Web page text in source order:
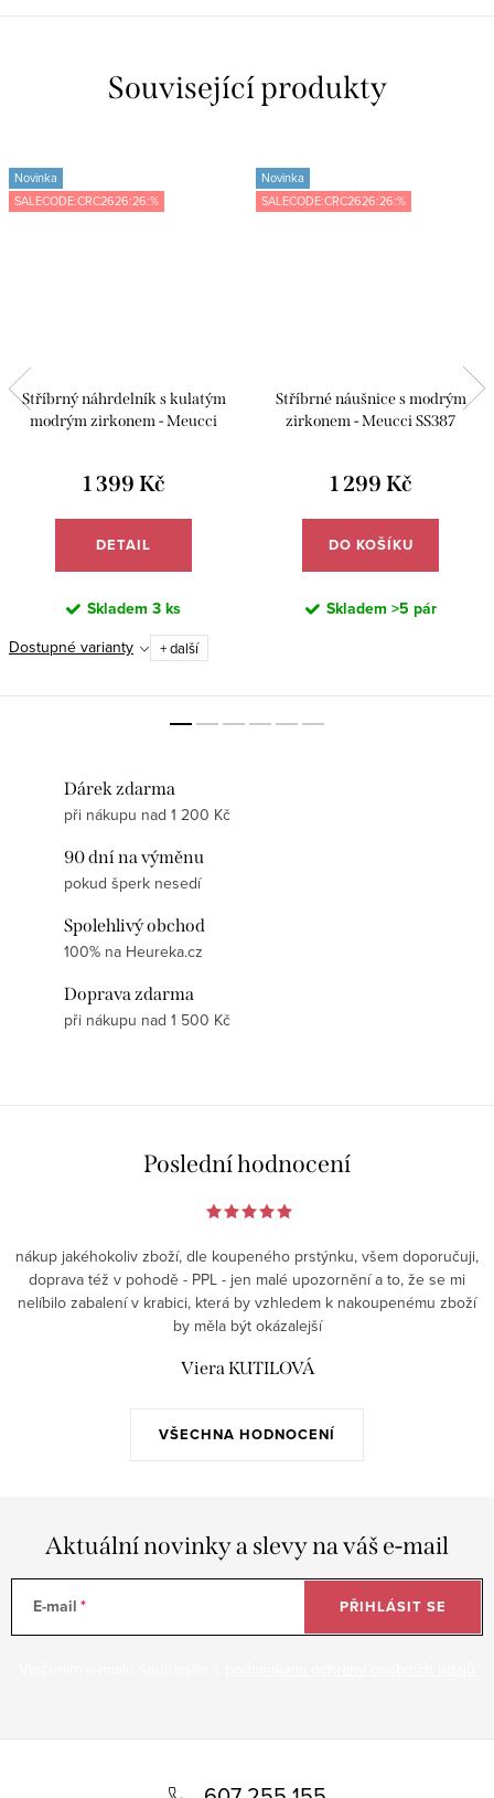
Související produkty
Novinka
SALECODE:CRC2626:26:%
Stříbrný náhrdelník s kulatým
modrým zirkonem - Meucci
1 399 Kč
DETAIL
Skladem 3 ks
Dostupné varianty + další
Novinka
SALECODE:CRC2626:26:%
Stříbrné náušnice s modrým
zirkonem - Meucci SS387
1 299 Kč
DO KOŠÍKU
Skladem >5 pár
Dárek zdarma
při nákupu nad 1 200 Kč
90 dní na výměnu
pokud šperk nesedí
Spolehlivý obchod
100% na Heureka.cz
Doprava zdarma
při nákupu nad 1 500 Kč
Poslední hodnocení
VŠECHNA HODNOCENÍ
nákup jakéhokoliv zboží, dle koupeného prstýnku, všem doporučuji,
doprava též v pohodě - PPL - jen malé upozornění a to, že se mi
nelíbilo zabalení v krabici, která by vzhledem k nakoupenému zboží
by měla být okázalejší
Viera KUTILOVÁ
Aktuální novinky a slevy na váš e-mail
E-mail PŘIHLÁSIT SE